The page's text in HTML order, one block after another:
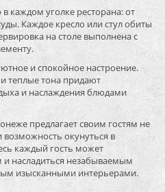
каждом уголке ресторана: от
Каждое кресло или стул обиты
на столе выполнена с
и спокойное настроение.
теплые тона придают
и наслаждения блюдами
предлагает своим гостям не
окунуться в
каждый гость может
и насладиться незабываемым
изысканными интерьерами.